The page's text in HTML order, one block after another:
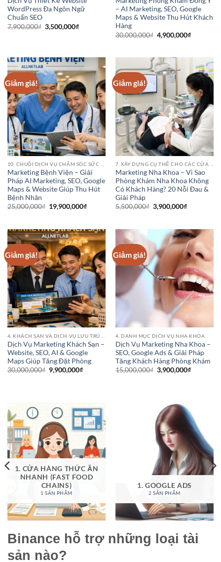
WordPress Đa Ngôn Ngữ
Chuẩn SEO
7,900,000₫ Giá
gốc
3,500,000₫Giá
– AI Marketing, SEO, Google
Maps & Website Thu Hút Khách
Hàng
30,000,000₫ Giá
gốc
4,900,000₫Giá
Giảm giá!
Marketing Bệnh Viện – Giải
Pháp AI Marketing, SEO, Google
Maps & Website Giúp Thu Hút
Bệnh Nhân
25,000,000₫ Giá
gốc
19,900,000₫Giá
19,900,000₫.
Giảm giá!
Marketing Nha Khoa – Vì Sao
Phòng Khám Nha Khoa Không
Có Khách Hàng? 20 Nỗi Đau &
Giải Pháp
5,500,000₫ Giá
gốc
3,900,000₫Giá
Giảm giá!
Dịch Vụ Marketing Khách Sạn –
Website, SEO, AI & Google
Maps Giúp Tăng Đặt Phòng
30,000,000₫ Giá
gốc
9,900,000₫Giá
Giảm giá!
4. DANH MỤC DỊCH VỤ NHA KHOA
Dịch Vụ Marketing Nha Khoa –
SEO, Google Ads & Giải Pháp
Tăng Khách Hàng Phòng Khám
15,000,000₫ Giá
gốc
3,900,000₫Giá
1. CỬA HÀNG THỨC ĂN
NHANH (FAST FOOD
CHAINS)
1 SẢN PHẨM
1. GOOGLE ADS
2 SẢN PHẨM
Binance hỗ trợ những loại tài
sản nào?